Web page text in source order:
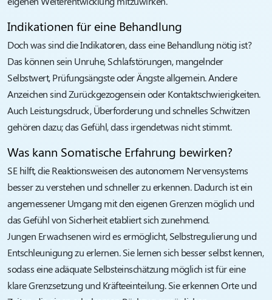
Indikationen für eine Behandlung
Doch was sind die Indikatoren, dass eine Behandlung nötig ist?
Das können sein Unruhe, Schlafstörungen, mangelnder
Selbstwert, Prüfungsängste oder Ängste allgemein. Andere
Anzeichen sind Zurückgezogensein oder Kontaktschwierigkeiten.
Auch Leistungsdruck, Überforderung und schnelles Schwitzen
gehören dazu; das Gefühl, dass irgendetwas nicht stimmt.
Was kann Somatische Erfahrung bewirken?
SE hilft, die Reaktionsweisen des autonomem Nervensystems
besser zu verstehen und schneller zu erkennen. Dadurch ist ein
angemessener Umgang mit den eigenen Grenzen möglich und
das Gefühl von Sicherheit etabliert sich zunehmend.
Jungen Erwachsenen wird es ermöglicht, Selbstregulierung und
Entschleunigung zu erlernen. Sie lernen sich besser selbst kennen,
sodass eine adäquate Selbsteinschätzung möglich ist für eine
klare Grenzsetzung und Kräfteeinteilung. Sie erkennen Orte und